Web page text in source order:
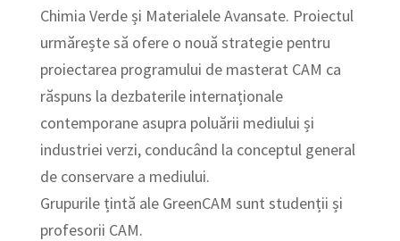
Chimia Verde și Materialele Avansate. Proiectul
urmărește să ofere o nouă strategie pentru
proiectarea programului de masterat CAM ca
răspuns la dezbaterile internaționale
contemporane asupra poluării mediului și
industriei verzi, conducând la conceptul general
de conservare a mediului.
Grupurile țintă ale GreenCAM sunt studenții și
profesorii CAM.